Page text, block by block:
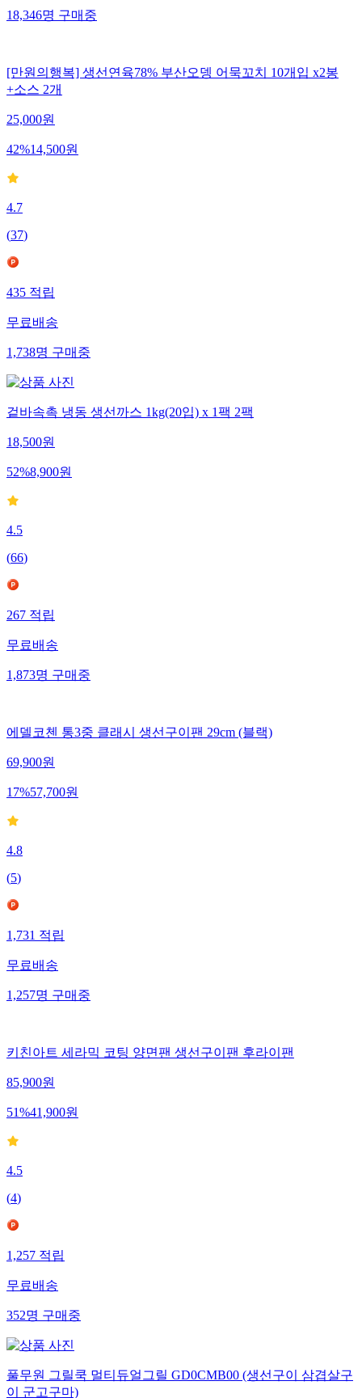
18,346명 구매중
[만원의행복] 생선연육78% 부산오뎅 어묵꼬치 10개입 x2봉
+소스 2개
25,000원
42%14,500원
4.7
(37)
435 적립
무료배송
1,738명 구매중
겉바속촉 냉동 생선까스 1kg(20입) x 1팩 2팩
18,500원
52%8,900원
4.5
(66)
267 적립
무료배송
1,873명 구매중
에델코첸 통3중 클래시 생선구이팬 29cm (블랙)
69,900원
17%57,700원
4.8
(5)
1,731적립
무료배송
1,257명구매중
키친아트 세라믹 코팅 양면팬 생선구이팬 후라이팬
85,900원
51%41,900원
4.5
(4)
1,257적립
무료배송
352명구매중
풀무원 그릴쿡 멀티듀얼그릴 GD0CMB00 (생선구이 삼겹살구